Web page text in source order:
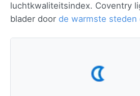
luchtkwaliteitsindex. Coventry
blader door de warmste